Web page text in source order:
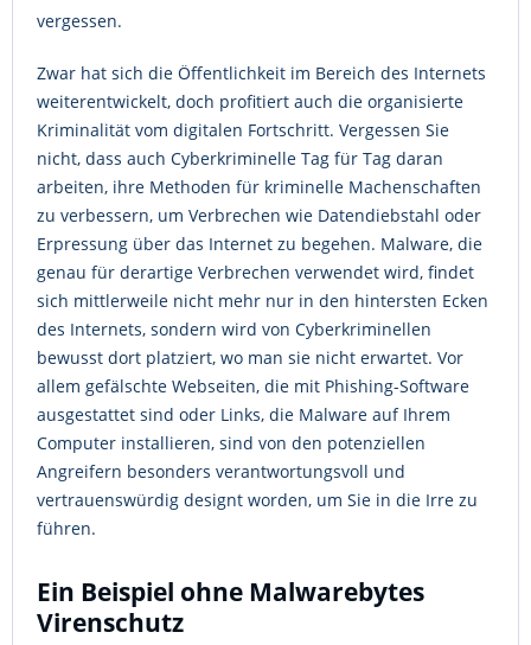
vergessen.
Zwar hat sich die Öffentlichkeit im Bereich des Internets
weiterentwickelt, doch profitiert auch die organisierte
Kriminalität vom digitalen Fortschritt. Vergessen Sie
nicht, dass auch Cyberkriminelle Tag für Tag daran
arbeiten, ihre Methoden für kriminelle Machenschaften
zu verbessern, um Verbrechen wie Datendiebstahl oder
Erpressung über das Internet zu begehen. Malware, die
genau für derartige Verbrechen verwendet wird, findet
sich mittlerweile nicht mehr nur in den hintersten Ecken
des Internets, sondern wird von Cyberkriminellen
bewusst dort platziert, wo man sie nicht erwartet. Vor
allem gefälschte Webseiten, die mit Phishing-Software
ausgestattet sind oder Links, die Malware auf Ihrem
Computer installieren, sind von den potenziellen
Angreifern besonders verantwortungsvoll und
vertrauenswürdig designt worden, um Sie in die Irre zu
führen.
Ein Beispiel ohne Malwarebytes
Virenschutz